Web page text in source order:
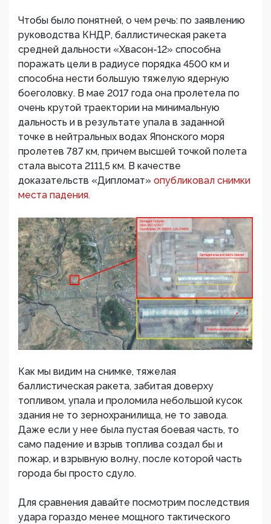
Чтобы было понятней, о чем речь: по заявлению
руководства КНДР, баллистическая ракета
средней дальности «Хвасон-12» способна
поражать цели в радиусе порядка 4500 км и
способна нести большую тяжелую ядерную
боеголовку. В мае 2017 года она пролетела по
очень крутой траектории на минимальную
дальность и в результате упала в заданной
точке в нейтральных водах Японского моря
пролетев 787 км, причем высшей точкой полета
стала высота 2111,5 км. В качестве
доказательств «Дипломат» опубликовал снимки
места падения.
Как мы видим на снимке, тяжелая
баллистическая ракета, забитая доверху
топливом, упала и проломила небольшой кусок
здания не то зернохранилища, не то завода.
Даже если у нее была пустая боевая часть, то
само падение и взрыв топлива создал бы и
пожар, и взрывную волну, после которой часть
города бы просто сдуло.
Для сравнения давайте посмотрим последствия
удара гораздо менее мощного тактического